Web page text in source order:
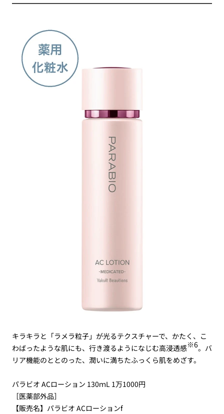
キラキラと「ラメラ粒子」が光るテクスチャーで、かたく、こ
わばったような肌にも、行き渡るようになじむ高浸透感※6。バ
リア機能のととのった、潤いに満ちたふっくら肌をめざす。
パラビオ ACローション 130ｍL 1万1000円
［医薬部外品］
【販売名】パラビオ ACローションf